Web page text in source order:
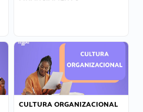
CULTURA ORGANIZACIONAL